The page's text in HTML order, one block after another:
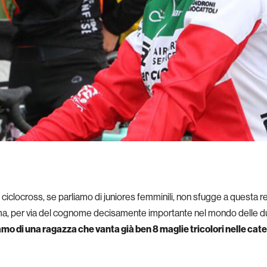
se parliamo di juniores femminili, non sfugge a questa
per via del cognome decisamente importante nel mondo delle
di una ragazza che vanta già ben 8 maglie tricolori nelle